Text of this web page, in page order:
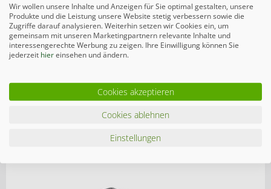
LyghtUp LED Starter Set WPC/ALU Leiste
Wir wollen unsere Inhalte und Anzeigen für Sie optimal gestalten, unsere
Produkte und die Leistung unsere Website stetig verbessern sowie die
Zugriffe darauf analysieren. Weiterhin setzen wir Cookies ein, um
gemeinsam mit unseren Marketingpartnern relevante Inhalte und
interessengerechte Werbung zu zeigen. Ihre Einwilligung können Sie
jederzeit hiereinsehen und ändern.
Cookies akzeptieren
Cookies ablehnen
Einstellungen